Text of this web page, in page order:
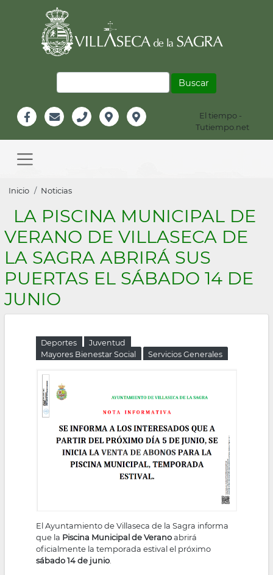
Información
Header
El tiempo -
Tutiempo.net
navigation
Sobrescribir
enlaces
de
ayuda
a
la
navegación
Inicio Noticias
LA PISCINA MUNICIPAL DE
VERANO DE VILLASECA DE
LA SAGRA ABRIRÁ SUS
PUERTAS EL SÁBADO 14 DE
JUNIO
Deportes
Juventud
Mayores Bienestar Social
Servicios Generales
El Ayuntamiento de Villaseca de la Sagra informa
que la Piscina Municipal de Veranoabrirá
oficialmente la temporada estival el próximo
sábado 14 de junio.